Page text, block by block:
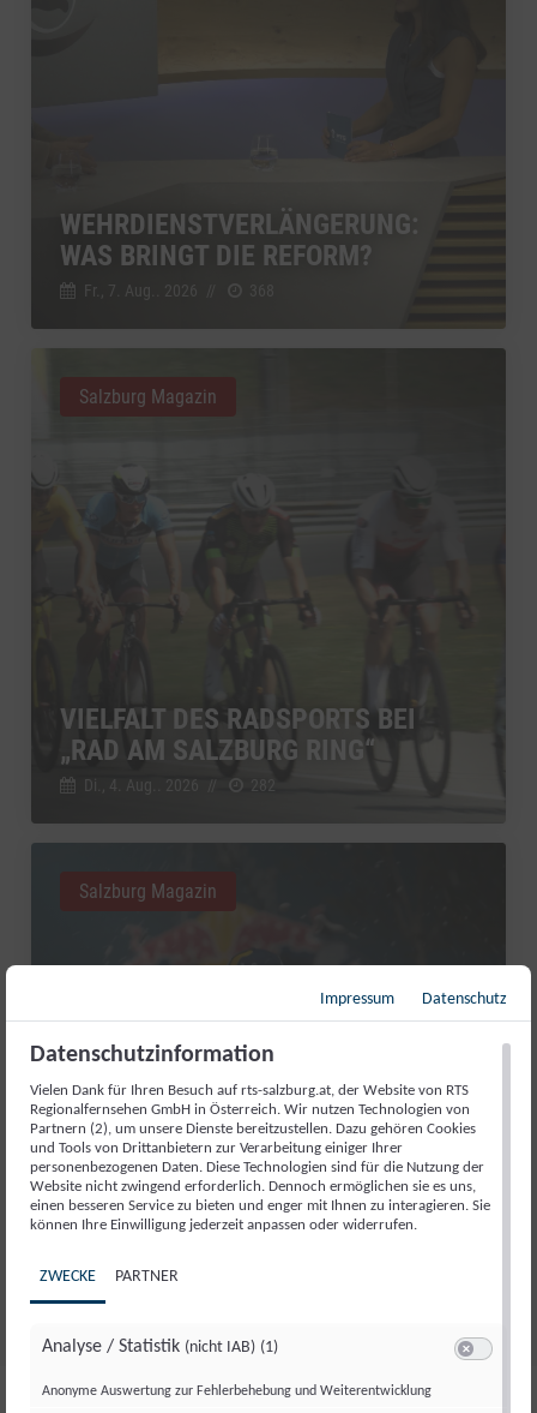
WEHRDIENSTVERLÄNGERUNG:
WAS BRINGT DIE REFORM?
Fr., 7. Aug.. 2026
VIELFALT DES RADSPORTS BEI
„RAD AM SALZBURG RING“
Di., 4. Aug.. 2026 // 282
Salzburg Magazin
RED BULL ROMANIACS: MANUEL
LETTENBICHLER FEIERT 7.
Di., 4. Aug.. 2026
Salzburg Magazin
Impressum Datenschutz
Datenschutzinformation
Vielen Dank für Ihren Besuch auf rts-salzburg.at, der Website von RTS
Regionalfernsehen GmbH in Österreich. Wir nutzen Technologien von
Partnern (2), um unsere Dienste bereitzustellen. Dazu gehören Cookies
und Tools von Drittanbietern zur Verarbeitung einiger Ihrer
personenbezogenen Daten. Diese Technologien sind für die Nutzung der
Website nicht zwingend erforderlich. Dennoch ermöglichen sie es uns,
einen besseren Service zu bieten und enger mit Ihnen zu interagieren. Sie
können Ihre Einwilligung jederzeit anpassen oder widerrufen.
ZWECKE PARTNER
Analyse / Statistik (nicht IAB) (1)
Anonyme Auswertung zur Fehlerbehebung und Weiterentwicklung